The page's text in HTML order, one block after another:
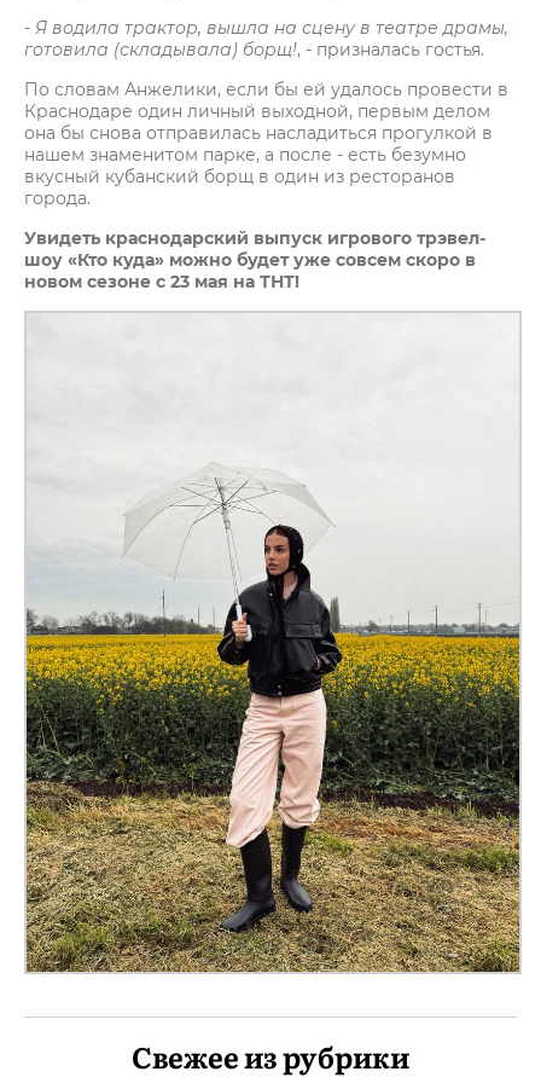
- Я водила трактор, вышла на сцену в театре драмы,
готовила (складывала) борщ!, - призналась гостья.
По словам Анжелики, если бы ей удалось провести в
Краснодаре один личный выходной, первым делом
она бы снова отправилась насладиться прогулкой в
нашем знаменитом парке, а после - есть безумно
вкусный кубанский борщ в один из ресторанов
города.
Увидеть краснодарский выпуск игрового трэвел-
шоу «Кто куда» можно будет уже совсем скоро в
новом сезоне с 23 мая на ТНТ!
Свежее из рубрики